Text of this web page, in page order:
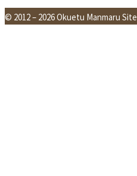
© 2012 – 2026 Okuetu Manmaru Site